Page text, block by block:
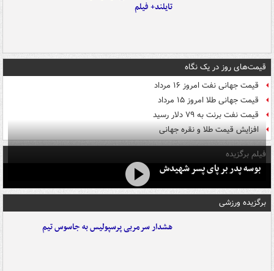
تایلند+ فیلم
قیمت‌های روز در یک نگاه
قیمت جهانی نفت امروز ۱۶ مرداد
قیمت جهانی طلا امروز ۱۵ مرداد
قیمت نفت برنت به ۷۹ دلار رسید
افزایش قیمت طلا و نقره جهانی
فیلم برگزیده
بوسه‌ پدر بر پای پسر شهیدش
برگزیده ورزشی
هشدار سرمربی پرسپولیس به جاسوس تیم